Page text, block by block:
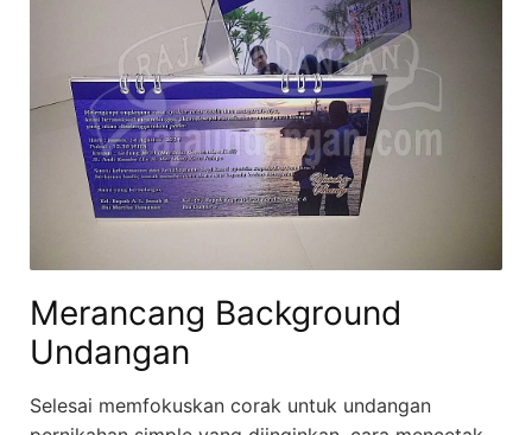
Merancang Background
Undangan
Selesai memfokuskan corak untuk undangan